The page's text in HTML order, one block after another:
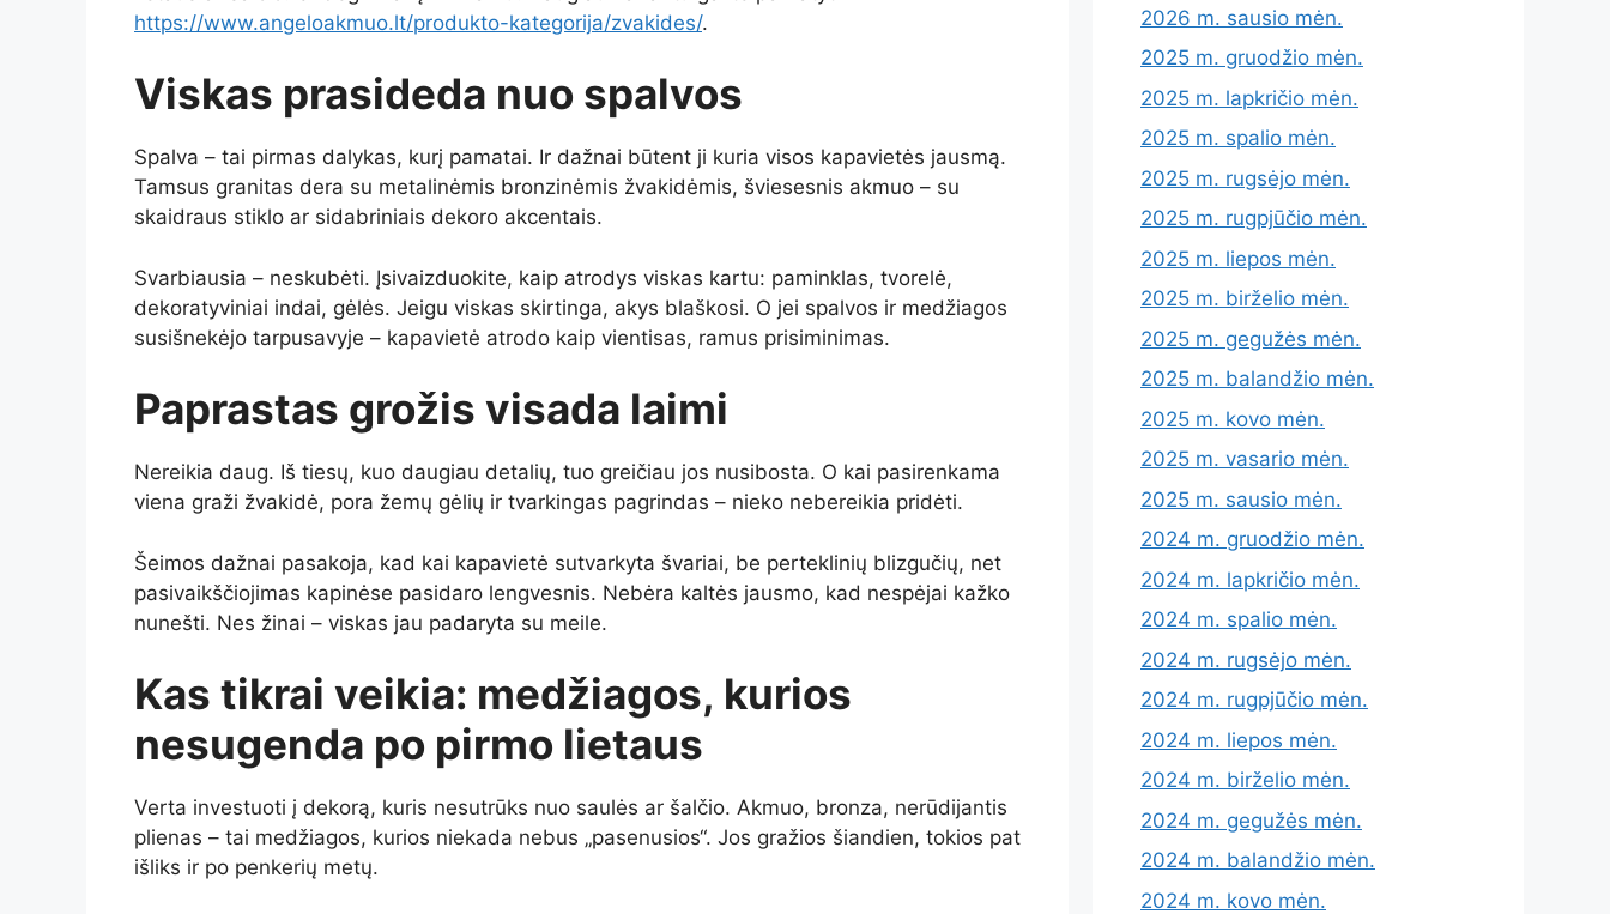
https://www.angeloakmuo.lt/produkto-kategorija/zvakides/.
Viskas prasideda nuo spalvos
Spalva – tai pirmas dalykas, kurį pamatai. Ir dažnai būtent ji kuria visos kapavietės jausmą.
Tamsus granitas dera su metalinėmis bronzinėmis žvakidėmis, šviesesnis akmuo – su
skaidraus stiklo ar sidabriniais dekoro akcentais.
Svarbiausia – neskubėti. Įsivaizduokite, kaip atrodys viskas kartu: paminklas, tvorelė,
dekoratyviniai indai, gėlės. Jeigu viskas skirtinga, akys blaškosi. O jei spalvos ir medžiagos
susišnekėjo tarpusavyje – kapavietė atrodo kaip vientisas, ramus prisiminimas.
Paprastas grožis visada laimi
Nereikia daug. Iš tiesų, kuo daugiau detalių, tuo greičiau jos nusibosta. O kai pasirenkama
viena graži žvakidė, pora žemų gėlių ir tvarkingas pagrindas – nieko nebereikia pridėti.
Šeimos dažnai pasakoja, kad kai kapavietė sutvarkyta švariai, be perteklinių blizgučių, net
pasivaikščiojimas kapinėse pasidaro lengvesnis. Nebėra kaltės jausmo, kad nespėjai kažko
nunešti. Nes žinai – viskas jau padaryta su meile.
Kas tikrai veikia: medžiagos, kurios
nesugenda po pirmo lietaus
Verta investuoti į dekorą, kuris nesutrūks nuo saulės ar šalčio. Akmuo, bronza, nerūdijantis
plienas – tai medžiagos, kurios niekada nebus „pasenusios“. Jos gražios šiandien, tokios pat
išliks ir po penkerių metų.
2026 m. sausio mėn.
2025 m. gruodžio mėn.
2025 m. lapkričio mėn.
2025 m. spalio mėn.
2025 m. rugsėjo mėn.
2025 m. rugpjūčio mėn.
2025 m. liepos mėn.
2025 m. birželio mėn.
2025 m. gegužės mėn.
2025 m. balandžio mėn.
2025 m. kovo mėn.
2025 m. vasario mėn.
2025 m. sausio mėn.
2024 m. gruodžio mėn.
2024 m. lapkričio mėn.
2024 m. spalio mėn.
2024 m. rugsėjo mėn.
2024 m. rugpjūčio mėn.
2024 m. liepos mėn.
2024 m. birželio mėn.
2024 m. gegužės mėn.
2024 m. balandžio mėn.
2024 m. kovo mėn.